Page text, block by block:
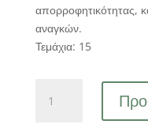
απορροφητικότητας,
αναγκών.
Τεμάχια: 15
ABENA